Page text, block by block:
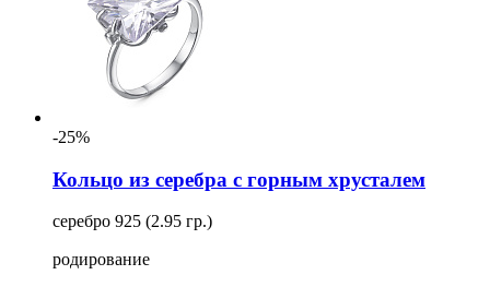
-25%
Кольцо из серебра с горным хрусталем
серебро 925 (2.95 гр.)
родирование